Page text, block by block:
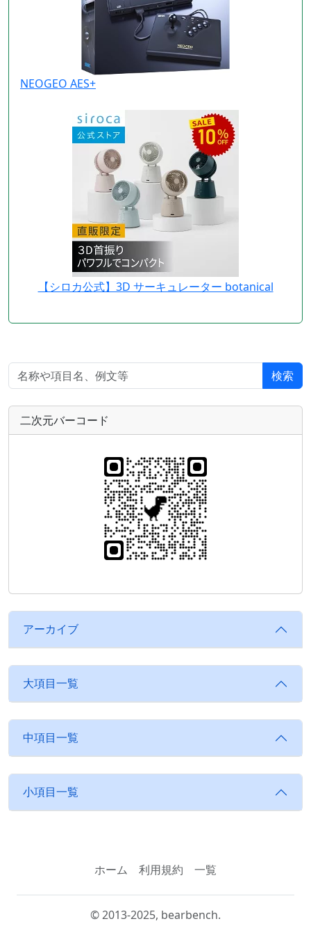
NEOGEO AES+
【シロカ公式】3D サーキュレーター botanical
検索
二次元バーコード
アーカイブ
大項目一覧
中項目一覧
小項目一覧
ホーム 利用規約 一覧
© 2013-2025, bearbench.